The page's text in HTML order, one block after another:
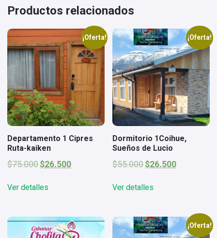
Productos relacionados
¡Oferta!
Departamento 1 Cipres
Ruta-kaiken
$75.000 El
era:
$26.500El
Ver detalles
¡Oferta!
Dormitorio 1Coihue,
Sueños de Lucio
$55.000 El
era:
$26.500El
Ver detalles
¡Oferta!